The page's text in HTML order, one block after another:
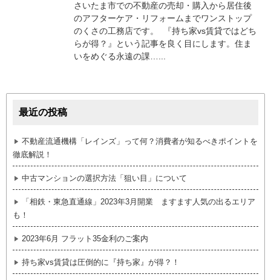
さいたま市での不動産の売却・購入から居住後
のアフターケア・リフォームまでワンストップ
のくさの工務店です。 『持ち家vs賃貸ではどち
らが得？』という記事を良く目にします。住ま
いをめぐる永遠の課…...
最近の投稿
不動産流通機構「レインズ」って何？消費者が知るべきポイントを
徹底解説！
中古マンションの選択方法「狙い目」について
「相鉄・東急直通線」2023年3月開業 ますます人気の出るエリア
も！
2023年6月 フラット35金利のご案内
持ち家vs賃貸は圧倒的に『持ち家』が得？！